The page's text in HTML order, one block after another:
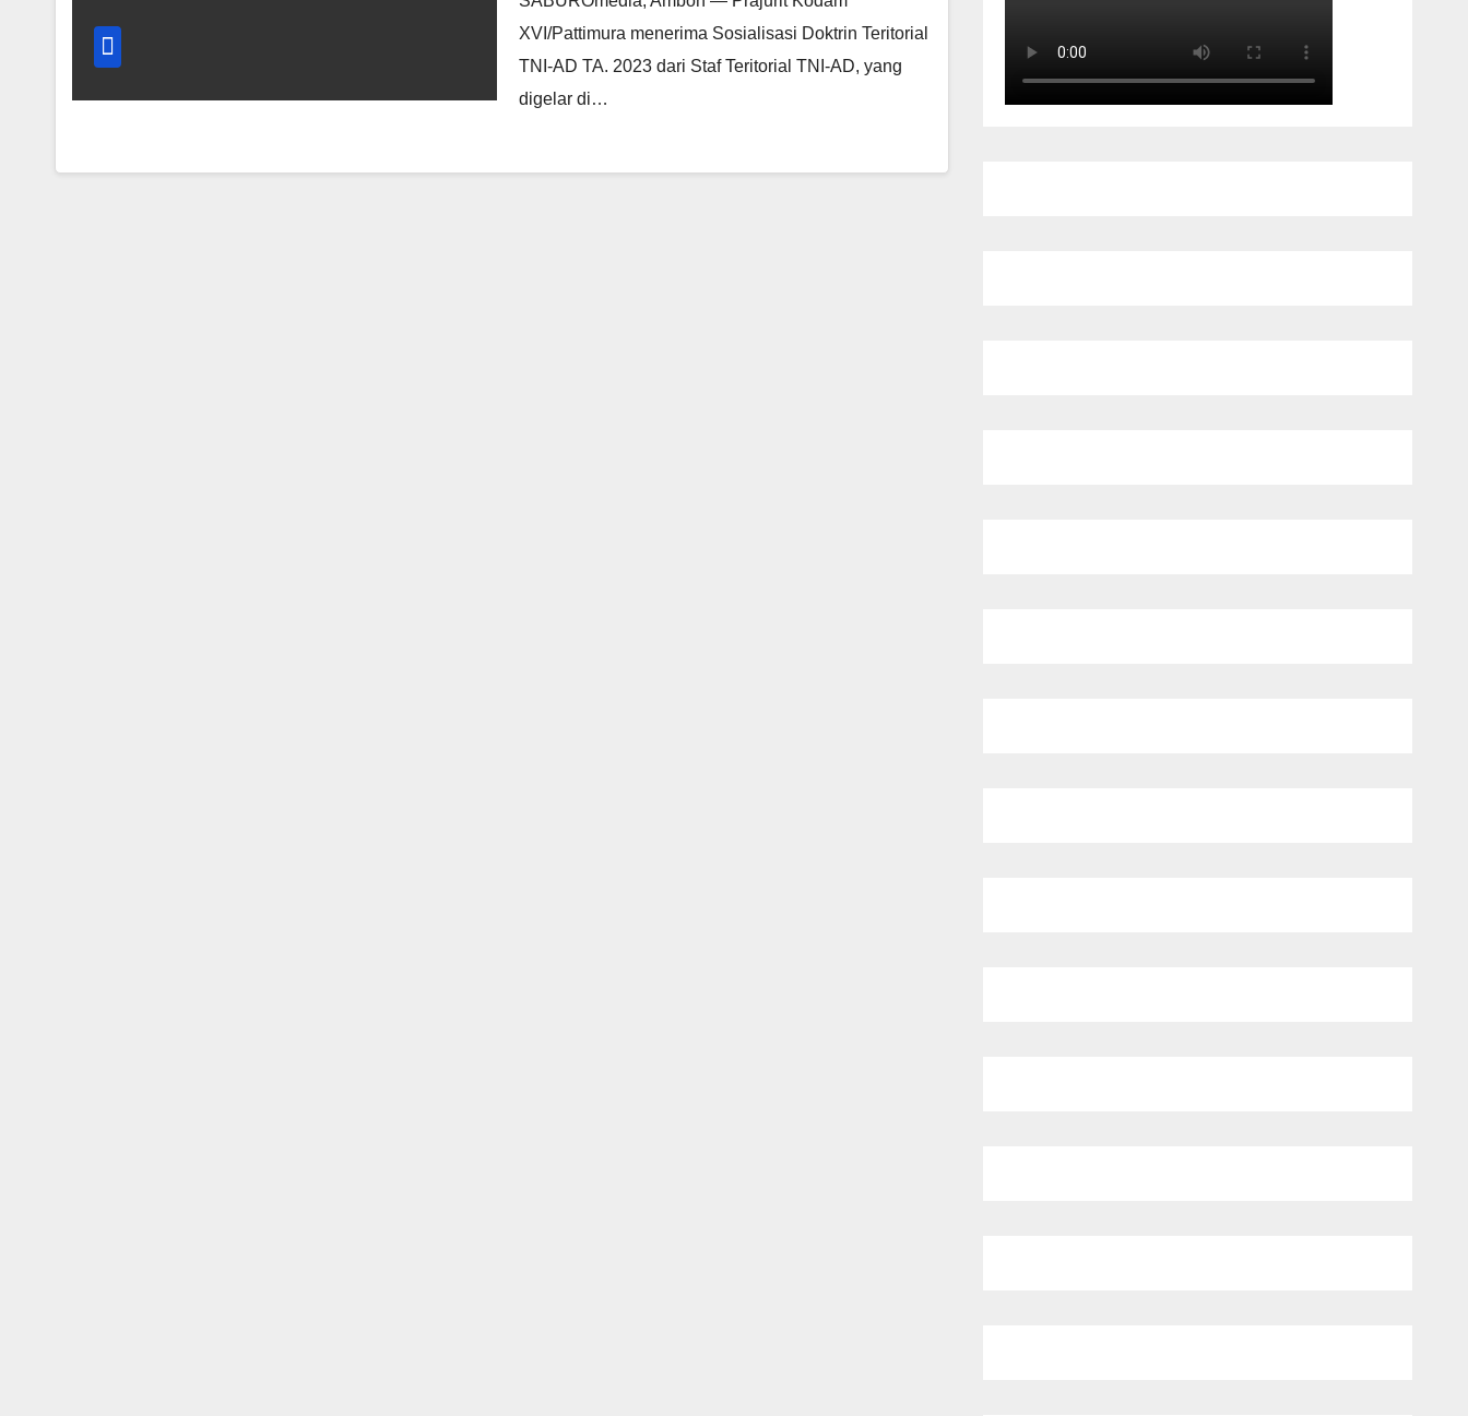
XVI/Pattimura menerima Sosialisasi Doktrin Teritorial
TNI-AD TA. 2023 dari Staf Teritorial TNI-AD, yang
digelar di…